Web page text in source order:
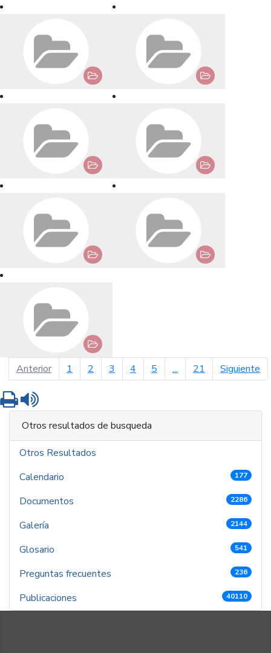
Anteriorpágina anterior
1 2 3 4 5 ... 21 Siguiente
Imprimir
Otros resultados de busqueda
Otros Resultados
Calendario
177
Documentos 2286
Galería 2144
Glosario 541
Preguntas frecuentes 236
Publicaciones 40110